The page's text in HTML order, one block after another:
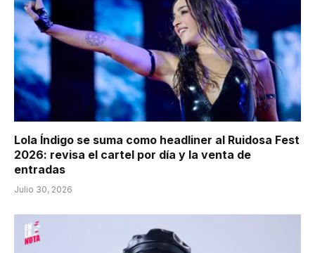
Lola Índigo se suma como headliner al Ruidosa Fest
2026: revisa el cartel por día y la venta de
entradas
Julio 30, 2026